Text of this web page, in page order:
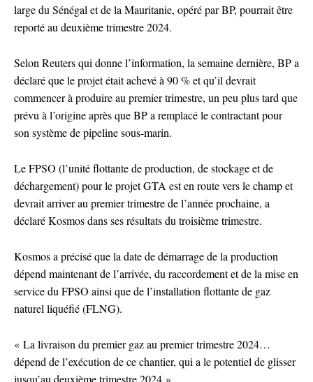
large du Sénégal et de la Mauritanie, opéré par BP, pourrait être
reporté au deuxième trimestre 2024.
Selon Reuters qui donne l’information, la semaine dernière, BP a
déclaré que le projet était achevé à 90 % et qu’il devrait
commencer à produire au premier trimestre, un peu plus tard que
prévu à l’origine après que BP a remplacé le contractant pour
son système de pipeline sous-marin.
Le FPSO (l’unité flottante de production, de stockage et de
déchargement) pour le projet GTA est en route vers le champ et
devrait arriver au premier trimestre de l’année prochaine, a
déclaré Kosmos dans ses résultats du troisième trimestre.
Kosmos a précisé que la date de démarrage de la production
dépend maintenant de l’arrivée, du raccordement et de la mise en
service du FPSO ainsi que de l’installation flottante de gaz
naturel liquéfié (FLNG).
« La livraison du premier gaz au premier trimestre 2024…
dépend de l’exécution de ce chantier, qui a le potentiel de glisser
jusqu’au deuxième trimestre 2024 ».